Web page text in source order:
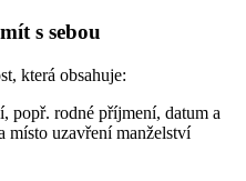
s sebou
která obsahuje:
popř. rodné příjmení, datum a
místo uzavření manželství